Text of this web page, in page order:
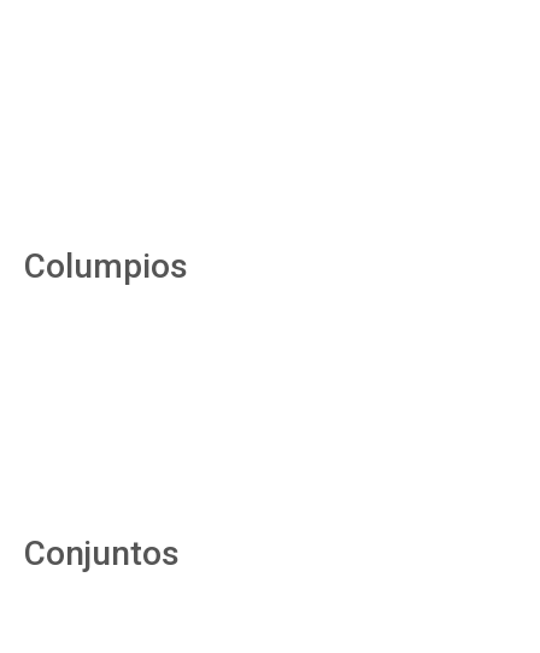
Columpios
Conjuntos